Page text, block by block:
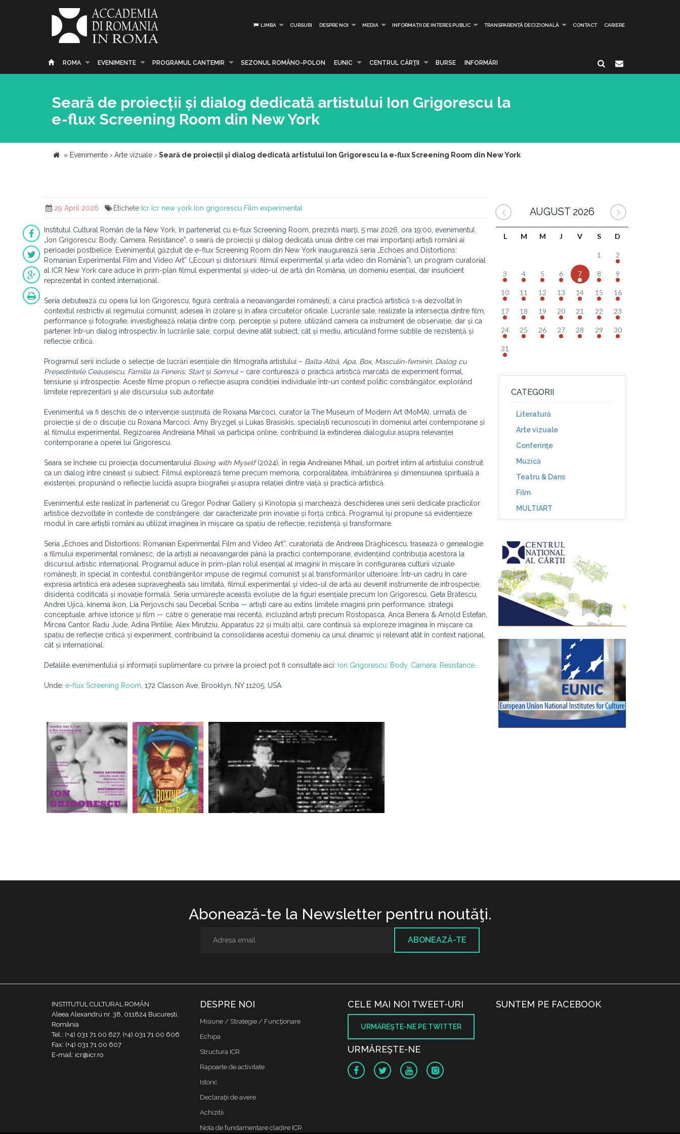
LIMBA CURSURI DESPRE NOI MEDIA INFORMAȚII DE INTERES PUBLIC TRANSPARENȚĂ DECIZIONALĂ CONTACT CARIERE
ROMA EVENIMENTE PROGRAMUL CANTEMIR SEZONUL ROMÂNO-POLON EUNIC CENTRUL CĂRŢII BURSE INFORMĂRI
Seară de proiecții și dialog dedicată artistului Ion Grigorescu la
e-flux Screening Room din New York
» Evenimente › Arte vizuale › Seară de proiecții și dialog dedicată artistului Ion Grigorescu la e-flux Screening Room din New York
29 April 2026 Etichete Icr Icr new york Ion grigorescu Film experimental
Institutul Cultural Român de la New York, în parteneriat cu e-flux Screening Room, prezintă marți, 5 mai 2026, ora 19:00, evenimentul
„Ion Grigorescu: Body, Camera, Resistance”, o seară de proiecții și dialog dedicată unuia dintre cei mai importanți artiști români ai
perioadei postbelice. Evenimentul găzduit de e-flux Screening Room din New York inaugurează seria „Echoes and Distortions:
Romanian Experimental Film and Video Art” („Ecouri și distorsiuni: filmul experimental și arta video din România”), un program curatorial
al ICR New York care aduce în prim-plan filmul experimental și video-ul de artă din România, un domeniu esențial, dar insuficient
reprezentat în context internațional.
Seria debutează cu opera lui Ion Grigorescu, figură centrală a neoavangardei românești, a cărui practică artistică s-a dezvoltat în
contextul restrictiv al regimului comunist, adesea în izolare și în afara circuitelor oficiale. Lucrările sale, realizate la intersecția dintre film,
performance și fotografie, investighează relația dintre corp, percepție și putere, utilizând camera ca instrument de observație, dar și ca
partener într-un dialog introspectiv. În lucrările sale, corpul devine atât subiect, cât și mediu, articulând forme subtile de rezistență și
reflecție critică.
Programul serii include o selecție de lucrări esențiale din filmografia artistului – Balta Albă Apa Box, Masculin-feminin, Dialog cu
Președintele Ceaușescu, Familia la Feneris, Startși Somnul– care conturează o practică artistică marcată de experiment formal,
tensiune și introspecție. Aceste filme propun o reflecție asupra condiției individuale într-un context politic constrângător, explorând
limitele reprezentării și ale discursului sub autoritate.
Evenimentul va fi deschis de o intervenție susținută de Roxana Marcoci, curator la The Museum of Modern Art (MoMA), urmată de
proiecție și de o discuție cu Roxana Marcoci, Amy Bryzgel și Lukas Brasiskis, specialiști recunoscuți în domeniul artei contemporane și
al filmului experimental. Regizoarea Andreiana Mihail va participa online, contribuind la extinderea dialogului asupra relevanței
contemporane a operei lui Grigorescu.
Seara se încheie cu proiecția documentarului Boxing with Myself(2024), în regia Andreianei Mihail, un portret intim al artistului construit
ca un dialog între cineast și subiect. Filmul explorează teme precum memoria, corporalitatea, îmbătrânirea și dimensiunea spirituală a
existenței, propunând o reflecție lucidă asupra biografiei și asupra relației dintre viață și practică artistică.
Evenimentul este realizat în parteneriat cu Gregor Podnar Gallery și Kinotopia și marchează deschiderea unei serii dedicate practicilor
artistice dezvoltate în contexte de constrângere, dar caracterizate prin inovație și forță critică. Programul își propune să evidențieze
modul în care artiștii români au utilizat imaginea în mișcare ca spațiu de reflecție, rezistență și transformare.
Seria „Echoes and Distortions: Romanian Experimental Film and Video Art”, curatoriată de Andreea Drăghicescu, trasează o genealogie
a filmului experimental românesc, de la artiști ai neoavangardei până la practici contemporane, evidențiind contribuția acestora la
discursul artistic internațional. Programul aduce în prim-plan rolul esențial al imaginii în mișcare în configurarea culturii vizuale
românești, în special în contextul constrângerilor impuse de regimul comunist și al transformărilor ulterioare. Într-un cadru în care
expresia artistică era adesea supravegheată sau limitată, filmul experimental și video-ul de artă au devenit instrumente de introspecție,
disidență codificată și inovație formală. Seria urmărește această evoluție de la figuri esențiale precum Ion Grigorescu, Geta Brătescu,
Andrei Ujică, kinema ikon, Lia Perjovschi sau Decebal Scriba — artiști care au extins limitele imaginii prin performance, strategii
conceptuale, arhive istorice și film — către o generație mai recentă, incluzând artiști precum Rostopasca, Anca Benera & Arnold Estefan,
Mircea Cantor, Radu Jude, Adina Pintilie, Alex Mirutziu, Apparatus 22 și mulți alții, care continuă să exploreze imaginea în mișcare ca
spațiu de reflecție critică și experiment, contribuind la consolidarea acestui domeniu ca unul dinamic și relevant atât în context național,
cât și internațional.
Detaliile evenimentului și informații suplimentare cu privire la proiect pot fi consultate aici: Ion Grigorescu: Body, Camera, Resistance
Unde: e-flux Screening Room , 172 Classon Ave, Brooklyn, NY 11205, USA
AUGUST 2026
L M M J V S D
1 2
3 4 5 6 7 8 9
10 11 12 13 14 15 16
17 18 19 20 21 22 23
24 25 26 27 28 29 30
31
CATEGORII
Literatură
Arte vizuale
Conferinţe
Muzică
Teatru & Dans
Film
MULTIART
Abonează-te la Newsletter pentru noutăţi.
ABONEAZĂ-TE
INSTITUTUL CULTURAL ROMÂN
Aleea Alexandru nr. 38, 011824 București,
România
Tel.: (+4) 031 71 00 627, (+4) 031 71 00 606
Fax: (+4) 031 71 00 607
E-mail: icr@icr.ro
DESPRE NOI
Misiune / Strategie / Funcţionare
Echipa
Structura ICR
Rapoarte de activitate
Istoric
Declaraţii de avere
Achizitii
Nota de fundamentare cladire ICR
CELE MAI NOI TWEET-URI
URMĂREŞTE-NE PE TWITTER
URMĂREŞTE-NE
SUNTEM PE FACEBOOK